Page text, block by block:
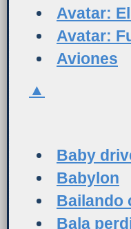
Avatar:
Avatar:
Aviones
▲
Baby
Babylon
Bailando
Bala